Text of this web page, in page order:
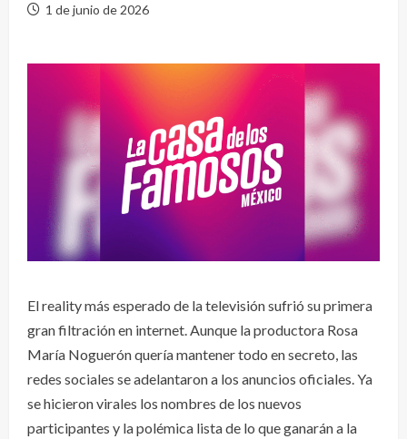
1 de junio de 2026
El reality más esperado de la televisión sufrió su primera
gran filtración en internet. Aunque la productora Rosa
María Noguerón quería mantener todo en secreto, las
redes sociales se adelantaron a los anuncios oficiales. Ya
se hicieron virales los nombres de los nuevos
participantes y la polémica lista de lo que ganarán a la